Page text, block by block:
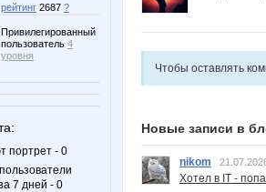
рейтинг 2687 ?
Привилегированный
пользователь 4
уровня
портрет - 0
7 дней - 0
Чтобы оставлять
Новые записи в
nikom
Хотел в IT -